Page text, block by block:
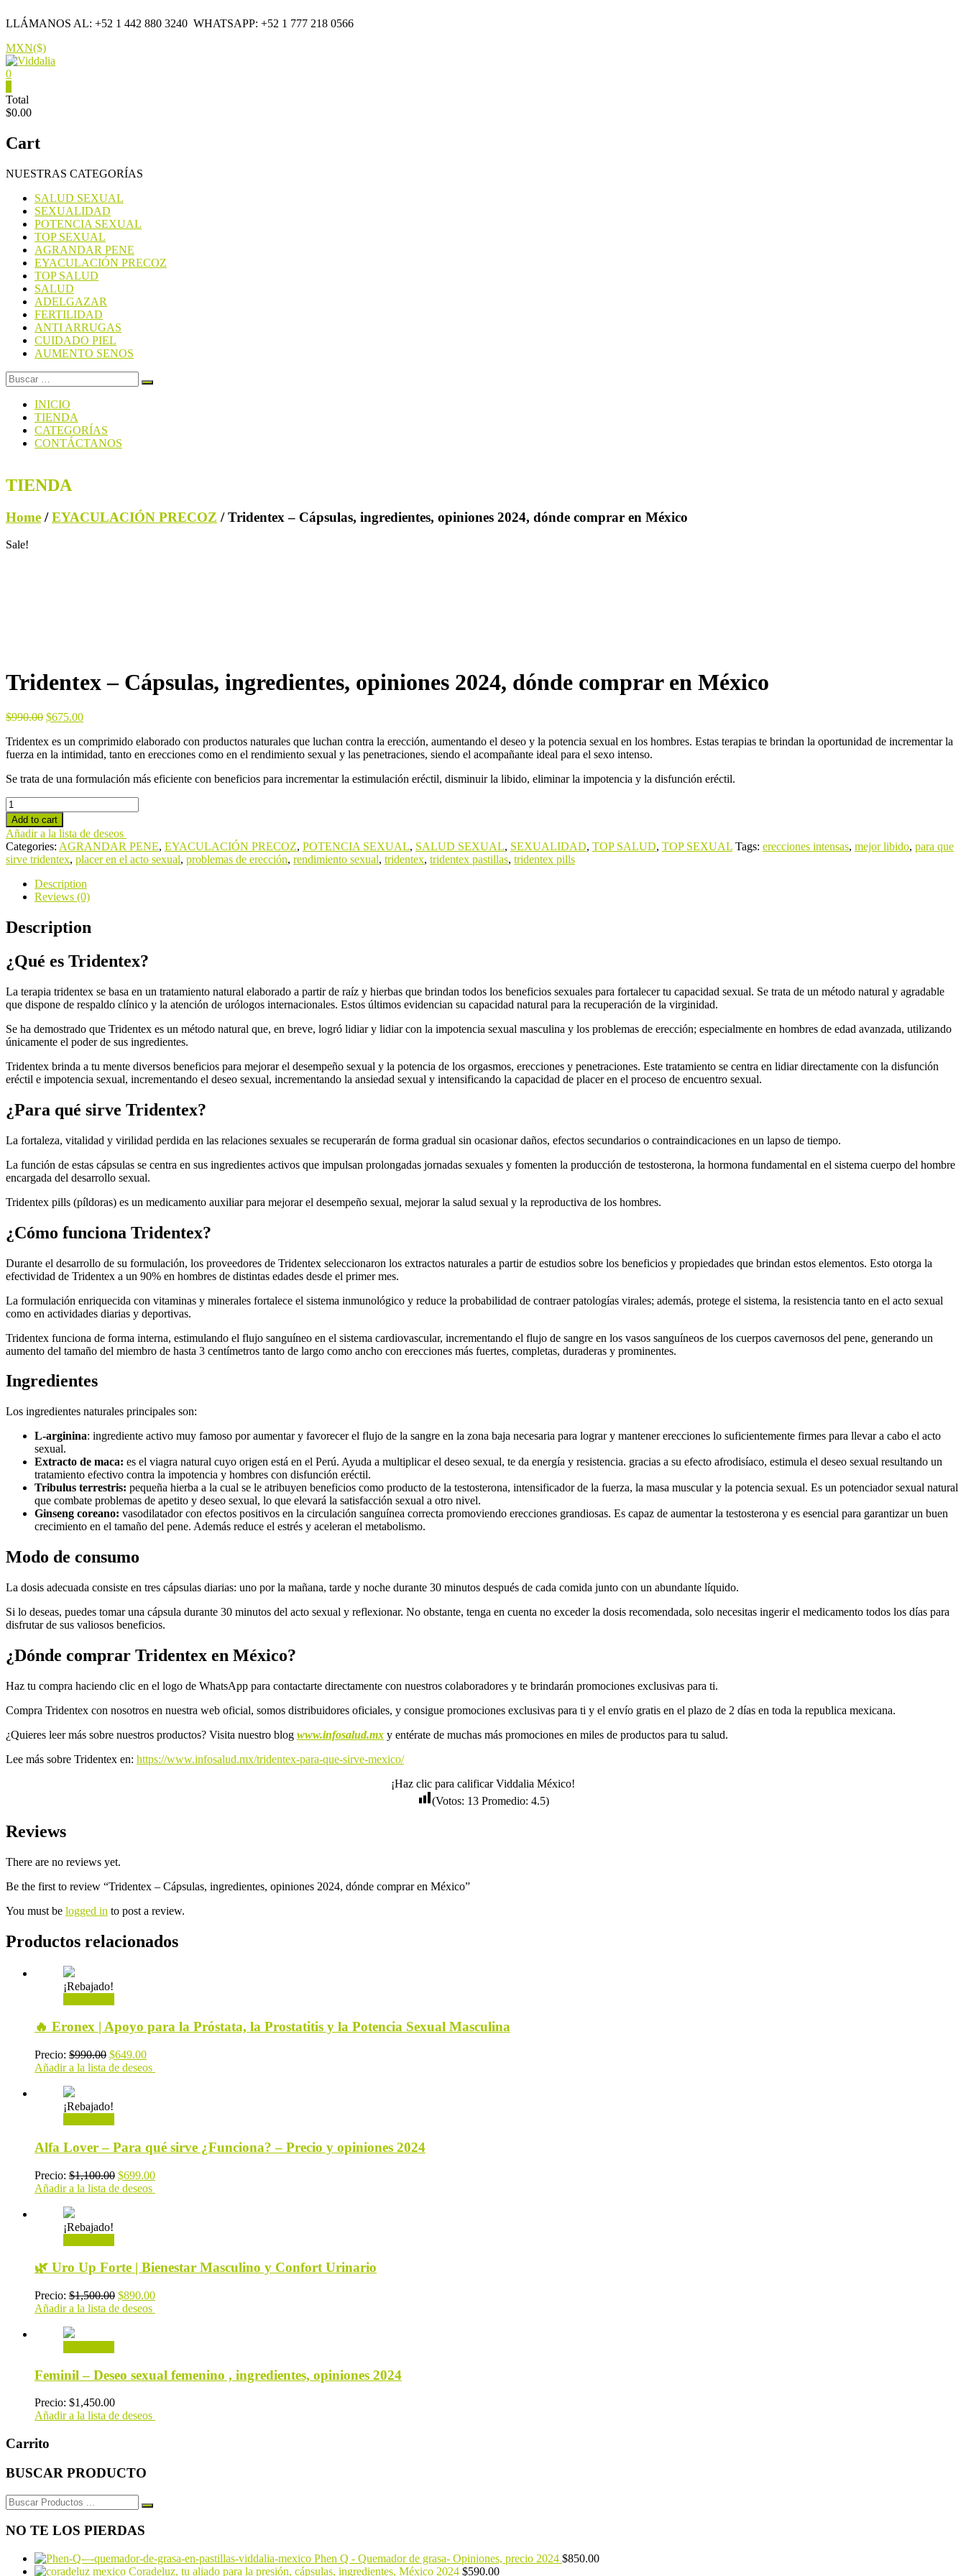
contenido
LLÁMANOS AL: +52 1 442 880 3240 WHATSAPP: +52 1 777 218 0566
MXN($)
Suplementos
México
0
Total
$0.00
Cart
NUESTRAS CATEGORÍAS
SALUD SEXUAL
SEXUALIDAD
POTENCIA SEXUAL
TOP SEXUAL
AGRANDAR PENE
EYACULACIÓN PRECOZ
TOP SALUD
SALUD
ADELGAZAR
FERTILIDAD
ANTI ARRUGAS
CUIDADO PIEL
AUMENTO SENOS
INICIO
TIENDA
CATEGORÍAS
CONTÁCTANOS
TIENDA
Home /EYACULACIÓN PRECOZ / Tridentex – Cápsulas, ingredientes, opiniones 2024, dónde comprar en México
Sale!
Tridentex – Cápsulas, ingredientes, opiniones 2024, dónde comprar en México
$990.00 $675.00
Tridentex es un comprimido elaborado con productos naturales que luchan contra la erección, aumentando el deseo y la potencia sexual en los hombres. Estas terapias te brindan la oportunidad de incrementar la
fuerza en la intimidad, tanto en erecciones como en el rendimiento sexual y las penetraciones, siendo el acompañante ideal para el sexo intenso.
Se trata de una formulación más eficiente con beneficios para incrementar la estimulación eréctil, disminuir la libido, eliminar la impotencia y la disfunción eréctil.
Tridentex
-
Cápsulas,
ingredientes,
opiniones
2024,
dónde
comprar
México
quantity
Add to cart
Añadir a la lista de deseos
Categories: AGRANDAR PENE, EYACULACIÓN PRECOZ, POTENCIA SEXUAL, SALUD SEXUAL, SEXUALIDAD, TOP SALUD, TOP SEXUAL Tags: erecciones intensas, mejor libido, para que
sirve tridentex, placer en el acto sexual, problemas de erección, rendimiento sexual, tridentex, tridentex pastillas, tridentex pills
Description
Reviews (0)
Description
¿Qué es Tridentex?
La terapia tridentex se basa en un tratamiento natural elaborado a partir de raíz y hierbas que brindan todos los beneficios sexuales para fortalecer tu capacidad sexual. Se trata de un método natural y agradable
que dispone de respaldo clínico y la atención de urólogos internacionales. Estos últimos evidencian su capacidad natural para la recuperación de la virginidad.
Se ha demostrado que Tridentex es un método natural que, en breve, logró lidiar y lidiar con la impotencia sexual masculina y los problemas de erección; especialmente en hombres de edad avanzada, utilizando
únicamente el poder de sus ingredientes.
Tridentex brinda a tu mente diversos beneficios para mejorar el desempeño sexual y la potencia de los orgasmos, erecciones y penetraciones. Este tratamiento se centra en lidiar directamente con la disfunción
eréctil e impotencia sexual, incrementando el deseo sexual, incrementando la ansiedad sexual y intensificando la capacidad de placer en el proceso de encuentro sexual.
¿Para qué sirve Tridentex?
La fortaleza, vitalidad y virilidad perdida en las relaciones sexuales se recuperarán de forma gradual sin ocasionar daños, efectos secundarios o contraindicaciones en un lapso de tiempo.
La función de estas cápsulas se centra en sus ingredientes activos que impulsan prolongadas jornadas sexuales y fomenten la producción de testosterona, la hormona fundamental en el sistema cuerpo del hombre
encargada del desarrollo sexual.
Tridentex pills (píldoras) es un medicamento auxiliar para mejorar el desempeño sexual, mejorar la salud sexual y la reproductiva de los hombres.
¿Cómo funciona Tridentex?
Durante el desarrollo de su formulación, los proveedores de Tridentex seleccionaron los extractos naturales a partir de estudios sobre los beneficios y propiedades que brindan estos elementos. Esto otorga la
efectividad de Tridentex a un 90% en hombres de distintas edades desde el primer mes.
La formulación enriquecida con vitaminas y minerales fortalece el sistema inmunológico y reduce la probabilidad de contraer patologías virales; además, protege el sistema, la resistencia tanto en el acto sexual
como en actividades diarias y deportivas.
Tridentex funciona de forma interna, estimulando el flujo sanguíneo en el sistema cardiovascular, incrementando el flujo de sangre en los vasos sanguíneos de los cuerpos cavernosos del pene, generando un
aumento del tamaño del miembro de hasta 3 centímetros tanto de largo como ancho con erecciones más fuertes, completas, duraderas y prominentes.
Ingredientes
Los ingredientes naturales principales son:
L-arginina: ingrediente activo muy famoso por aumentar y favorecer el flujo de la sangre en la zona baja necesaria para lograr y mantener erecciones lo suficientemente firmes para llevar a cabo el acto
sexual.
Extracto de maca: es el viagra natural cuyo origen está en el Perú. Ayuda a multiplicar el deseo sexual, te da energía y resistencia. gracias a su efecto afrodisíaco, estimula el deseo sexual resultando un
tratamiento efectivo contra la impotencia y hombres con disfunción eréctil.
Tribulus terrestris: pequeña hierba a la cual se le atribuyen beneficios como producto de la testosterona, intensificador de la fuerza, la masa muscular y la potencia sexual. Es un potenciador sexual natural
que combate problemas de apetito y deseo sexual, lo que elevará la satisfacción sexual a otro nivel.
Ginseng coreano: vasodilatador con efectos positivos en la circulación sanguínea correcta promoviendo erecciones grandiosas. Es capaz de aumentar la testosterona y es esencial para garantizar un buen
crecimiento en el tamaño del pene. Además reduce el estrés y aceleran el metabolismo.
Modo de consumo
La dosis adecuada consiste en tres cápsulas diarias: uno por la mañana, tarde y noche durante 30 minutos después de cada comida junto con un abundante líquido.
Si lo deseas, puedes tomar una cápsula durante 30 minutos del acto sexual y reflexionar. No obstante, tenga en cuenta no exceder la dosis recomendada, solo necesitas ingerir el medicamento todos los días para
disfrutar de sus valiosos beneficios.
¿Dónde comprar Tridentex en México?
Haz tu compra haciendo clic en el logo de WhatsApp para contactarte directamente con nuestros colaboradores y te brindarán promociones exclusivas para ti.
Compra Tridentex con nosotros en nuestra web oficial, somos distribuidores oficiales, y consigue promociones exclusivas para ti y el envío gratis en el plazo de 2 días en toda la republica mexicana.
¿Quieres leer más sobre nuestros productos? Visita nuestro blog www.infosalud.mx y entérate de muchas más promociones en miles de productos para tu salud.
Lee más sobre Tridentex en: https://www.infosalud.mx/tridentex-para-que-sirve-mexico/
¡Haz clic para calificar Viddalia México!
(Votos: 13Promedio: 4.5)
Reviews
There are no reviews yet.
Be the first to review “Tridentex – Cápsulas, ingredientes, opiniones 2024, dónde comprar en México”
You must be logged in to post a review.
Productos relacionados
¡Rebajado!
🔥 Eronex | Apoyo para la Próstata, la Prostatitis y la Potencia Sexual Masculina
Precio: $990.00 $649.00
Añadir a la lista de deseos
¡Rebajado!
Alfa Lover – Para qué sirve ¿Funciona? – Precio y opiniones 2024
Precio: $1,100.00 $699.00
Añadir a la lista de deseos
¡Rebajado!
🌿 Uro Up Forte | Bienestar Masculino y Confort Urinario
Precio: $1,500.00 $890.00
Añadir a la lista de deseos
Feminil – Deseo sexual femenino , ingredientes, opiniones 2024
Precio: $1,450.00
Añadir a la lista de deseos
Carrito
BUSCAR PRODUCTO
Buscar:
NO TE LOS PIERDAS
Phen Q - Quemador de grasa- Opiniones, precio 2024 $850.00
Coradeluz, tu aliado para la presión, cápsulas, ingredientes, México 2024 $590.00